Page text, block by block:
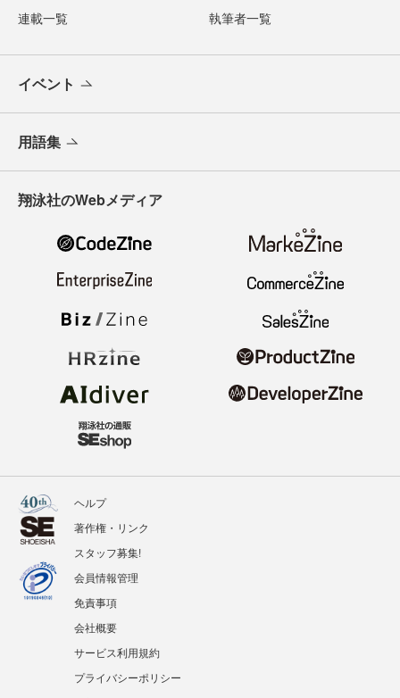
連載一覧 執筆者一覧
イベント
用語集
翔泳社のWebメディア
ヘルプ
著作権・リンク
スタッフ募集!
会員情報管理
免責事項
会社概要
サービス利用規約
プライバシーポリシー